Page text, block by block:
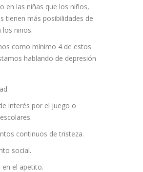
en las niñas que los niños,
tienen más posibilidades de
niños.
como mínimo 4 de estos
hablando de depresión
interés por el juego o
continuos de tristeza.
social.
en el apetito.